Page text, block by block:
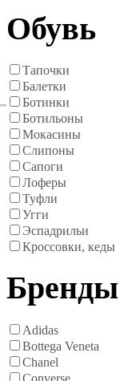
Обувь
Тапочки
Балетки
Ботинки
Ботильоны
Мокасины
Слипоны
Сапоги
Лоферы
Туфли
Угги
Эспадрильи
Кроссовки, кеды
Бренды
Adidas
Bottega Veneta
Chanel
Converse